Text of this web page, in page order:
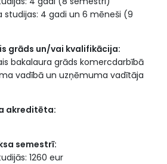
studijas: 4 gadi un 6 mēneši (9
grāds un/vai kvalifikācija:
bakalaura grāds komercdarbībā
vadībā un uzņēmuma vadītāja
akreditēta:
semestrī:
1260 eur